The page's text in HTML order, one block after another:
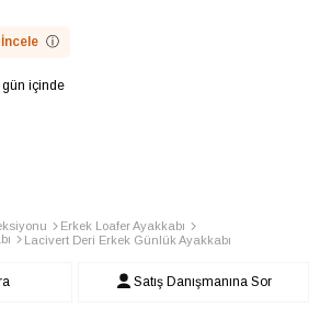
İncele ⓘ
içinde
Erkek Loafer Ayakkabı
Lacivert Deri Erkek Günlük Ayakkabı
Satış Danışmanına Sor